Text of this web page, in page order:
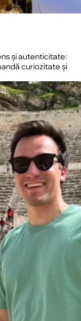
și autenticitate:
curiozitate și